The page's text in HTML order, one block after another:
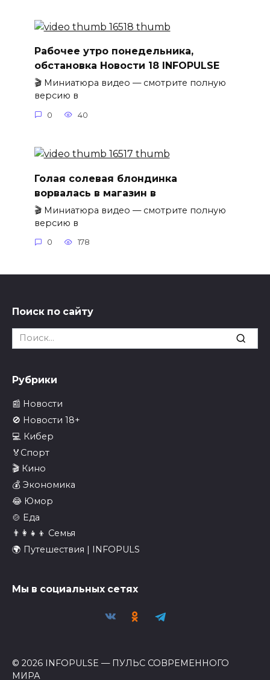
Рабочее утро понедельника,
обстановка Новости 18 INFOPULSE
🎬 Миниатюра видео — смотрите полную
версию в
0 40
Голая солевая блондинка
ворвалась в магазин в
🎬 Миниатюра видео — смотрите полную
версию в
0 178
Поиск по сайту
Search
for:
Рубрики
📰 Новости
🚫 Новости 18+
💻 Кибер
🏅Спорт
🎬 Кино
💰 Экономика
😂 Юмор
🍲 Еда
👨‍👩‍👧‍👦 Семья
🌍 Путешествия | INFOPULS
Мы в социальных сетях
© 2026 INFOPULSE — ПУЛЬС СОВРЕМЕННОГО
МИРА